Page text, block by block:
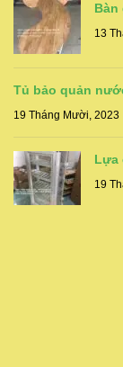
Bàn
13
Tủ bảo quản
19 Tháng Mười, 2023
Lựa
19